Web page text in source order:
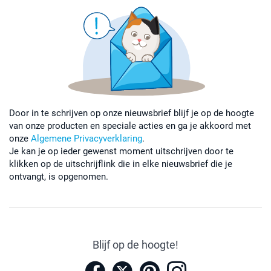
Door in te schrijven op onze nieuwsbrief blijf je op de hoogte
van onze producten en speciale acties en ga je akkoord met
onze Algemene Privacyverklaring.
Je kan je op ieder gewenst moment uitschrijven door te
klikken op de uitschrijflink die in elke nieuwsbrief die je
ontvangt, is opgenomen.
Blijf op de hoogte!